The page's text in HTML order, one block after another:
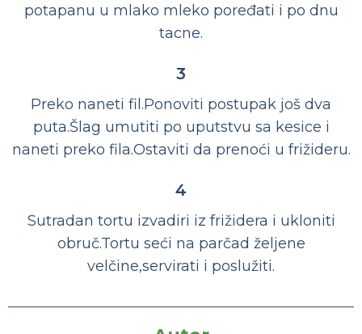
potapanu u mlako mleko poređati i po dnu
tacne.
3
Preko naneti fil.Ponoviti postupak još dva
puta.Šlag umutiti po uputstvu sa kesice i
naneti preko fila.Ostaviti da prenoći u frižideru.
4
Sutradan tortu izvadiri iz frižidera i ukloniti
obruč.Tortu seći na parčad željene
velčine,servirati i poslužiti.